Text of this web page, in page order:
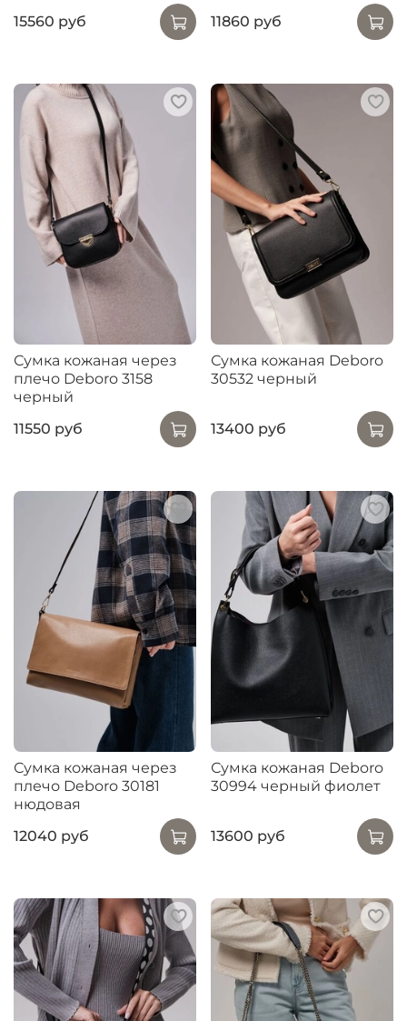
15560 руб
11860 руб
Сумка кожаная через
плечо Deboro 3158
черный
11550 руб
Сумка кожаная Deboro
30532 черный
13400 руб
Сумка кожаная через
плечо Deboro 30181
нюдовая
12040 руб
Сумка кожаная Deboro
30994 черный фиолет
13600 руб